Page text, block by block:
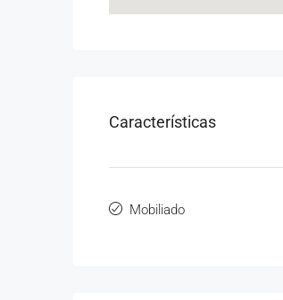
Características
Mobiliado